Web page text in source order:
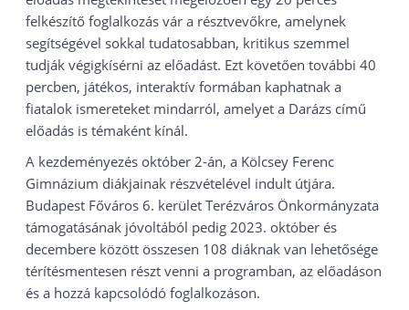
felkészítő foglalkozás vár a résztvevőkre, amelynek
segítségével sokkal tudatosabban, kritikus szemmel
tudják végigkísérni az előadást. Ezt követően további 40
percben, játékos, interaktív formában kaphatnak a
fiatalok ismereteket mindarról, amelyet a Darázs című
előadás is témaként kínál.
A kezdeményezés október 2-án, a Kölcsey Ferenc
Gimnázium diákjainak részvételével indult útjára.
Budapest Főváros 6. kerület Terézváros Önkormányzata
támogatásának jóvoltából pedig 2023. október és
decembere között összesen 108 diáknak van lehetősége
térítésmentesen részt venni a programban, az előadáson
és a hozzá kapcsolódó foglalkozáson.